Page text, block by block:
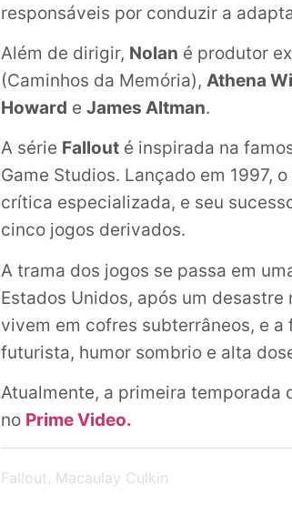
responsáveis por conduzir a
Além de dirigir, Nolan é produtor
(Caminhos da Memória), Athena
Howard e James Altman.
A série Fallout é inspirada na
Game Studios. Lançado em 1997,
crítica especializada, e seu
cinco jogos derivados.
A trama dos jogos se passa em
Estados Unidos, após um
vivem em cofres subterrâneos, e
futurista, humor sombrio e alta
Atualmente, a primeira temporada
no Prime Video.
Fallout Macaulay Culkin